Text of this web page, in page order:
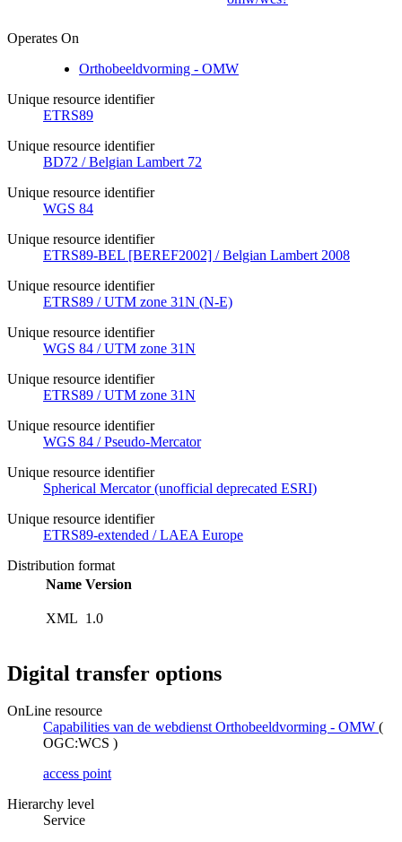
Operates On
Orthobeeldvorming - OMW
Unique resource identifier
ETRS89
Unique resource identifier
BD72 / Belgian Lambert 72
Unique resource identifier
WGS 84
Unique resource identifier
ETRS89-BEL [BEREF2002] / Belgian Lambert 2008
Unique resource identifier
ETRS89 / UTM zone 31N (N-E)
Unique resource identifier
WGS 84 / UTM zone 31N
Unique resource identifier
ETRS89 / UTM zone 31N
Unique resource identifier
WGS 84 / Pseudo-Mercator
Unique resource identifier
Spherical Mercator (unofficial deprecated ESRI)
Unique resource identifier
ETRS89-extended / LAEA Europe
Distribution format
Name Version
XML 1.0
Digital transfer options
OnLine resource
Capabilities van de webdienst Orthobeeldvorming - OMW (
OGC:WCS )
access point
Hierarchy level
Service